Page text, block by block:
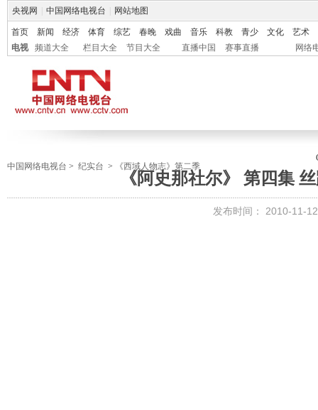
央视网 中国网络电视台 网站地图
首页 新闻 经济 体育 综艺 春晚 戏曲 音乐 科教 青少 文化
艺术
电视
频道大全 栏目大全 节目大全 直播中国 赛事直播 网络
中国网络电视台 > 纪实台 > 《西域人物志》第二季
《阿史那社尔》 第四集
发布时间： 2010-11-